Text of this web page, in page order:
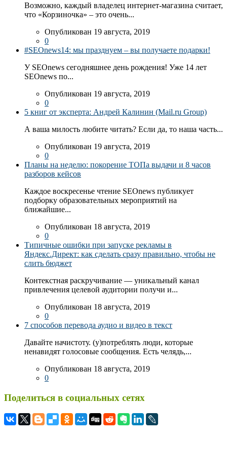
Возможно, каждый владелец интернет-магазина считает,
что «Корзиночка» – это очень...
Опубликован 19 августа, 2019
0
#SEOnews14: мы празднуем – вы получаете подарки!
У SEOnews сегодняшнее день рождения! Уже 14 лет
SEOnews по...
Опубликован 19 августа, 2019
0
5 книг от эксперта: Андрей Калинин (Mail.ru Group)
А ваша милость любите читать? Если да, то наша часть...
Опубликован 19 августа, 2019
0
Планы на неделю: покорение ТОПа выдачи и 8 часов
разборов кейсов
Каждое воскресенье чтение SEOnews публикует
подборку образовательных мероприятий на
ближайшие...
Опубликован 18 августа, 2019
0
Типичные ошибки при запуске рекламы в
Яндекс.Директ: как сделать сразу правильно, чтобы не
слить бюджет
Контекстная раскручивание — уникальный канал
привлечения целевой аудитории получи и...
Опубликован 18 августа, 2019
0
7 способов перевода аудио и видео в текст
Давайте начистоту. (у)потреблять люди, которые
ненавидят голосовые сообщения. Есть челядь,...
Опубликован 18 августа, 2019
0
Поделиться в социальных сетях